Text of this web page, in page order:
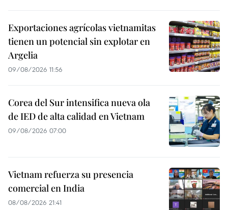
Exportaciones agrícolas vietnamitas
tienen un potencial sin explotar en
Argelia
09/08/2026 11:56
Corea del Sur intensifica nueva ola
de IED de alta calidad en Vietnam
09/08/2026 07:00
Vietnam refuerza su presencia
comercial en India
08/08/2026 21:41